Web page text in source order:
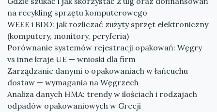
na recykling sprzętu komputerowego
WEEE i BDO: jak rozliczać zużyty sprzęt elektroniczny
(komputery, monitory, peryferia)
Porównanie systemów rejestracji opakowań: Węgry
vs inne kraje UE — wnioski dla firm
Zarządzanie danymi o opakowaniach w łańcuchu
dostaw — wymagania na Węgrzech
Analiza danych HMA: trendy w ilościach i rodzajach
odpadów opakowaniowych w Grecji